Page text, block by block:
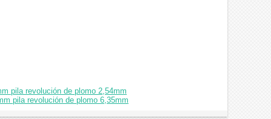
pila revolución de plomo 2,54mm
pila revolución de plomo 6,35mm